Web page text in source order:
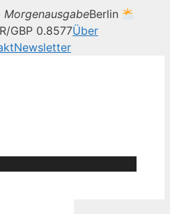
MorgenausgabeBerlin
GBP 0.8577Über
Newsletter